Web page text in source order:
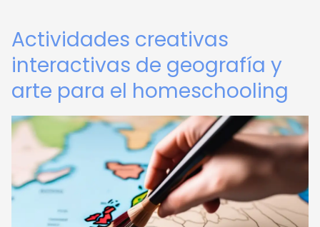
Actividades creativas
interactivas de geografía y
arte para el homeschooling